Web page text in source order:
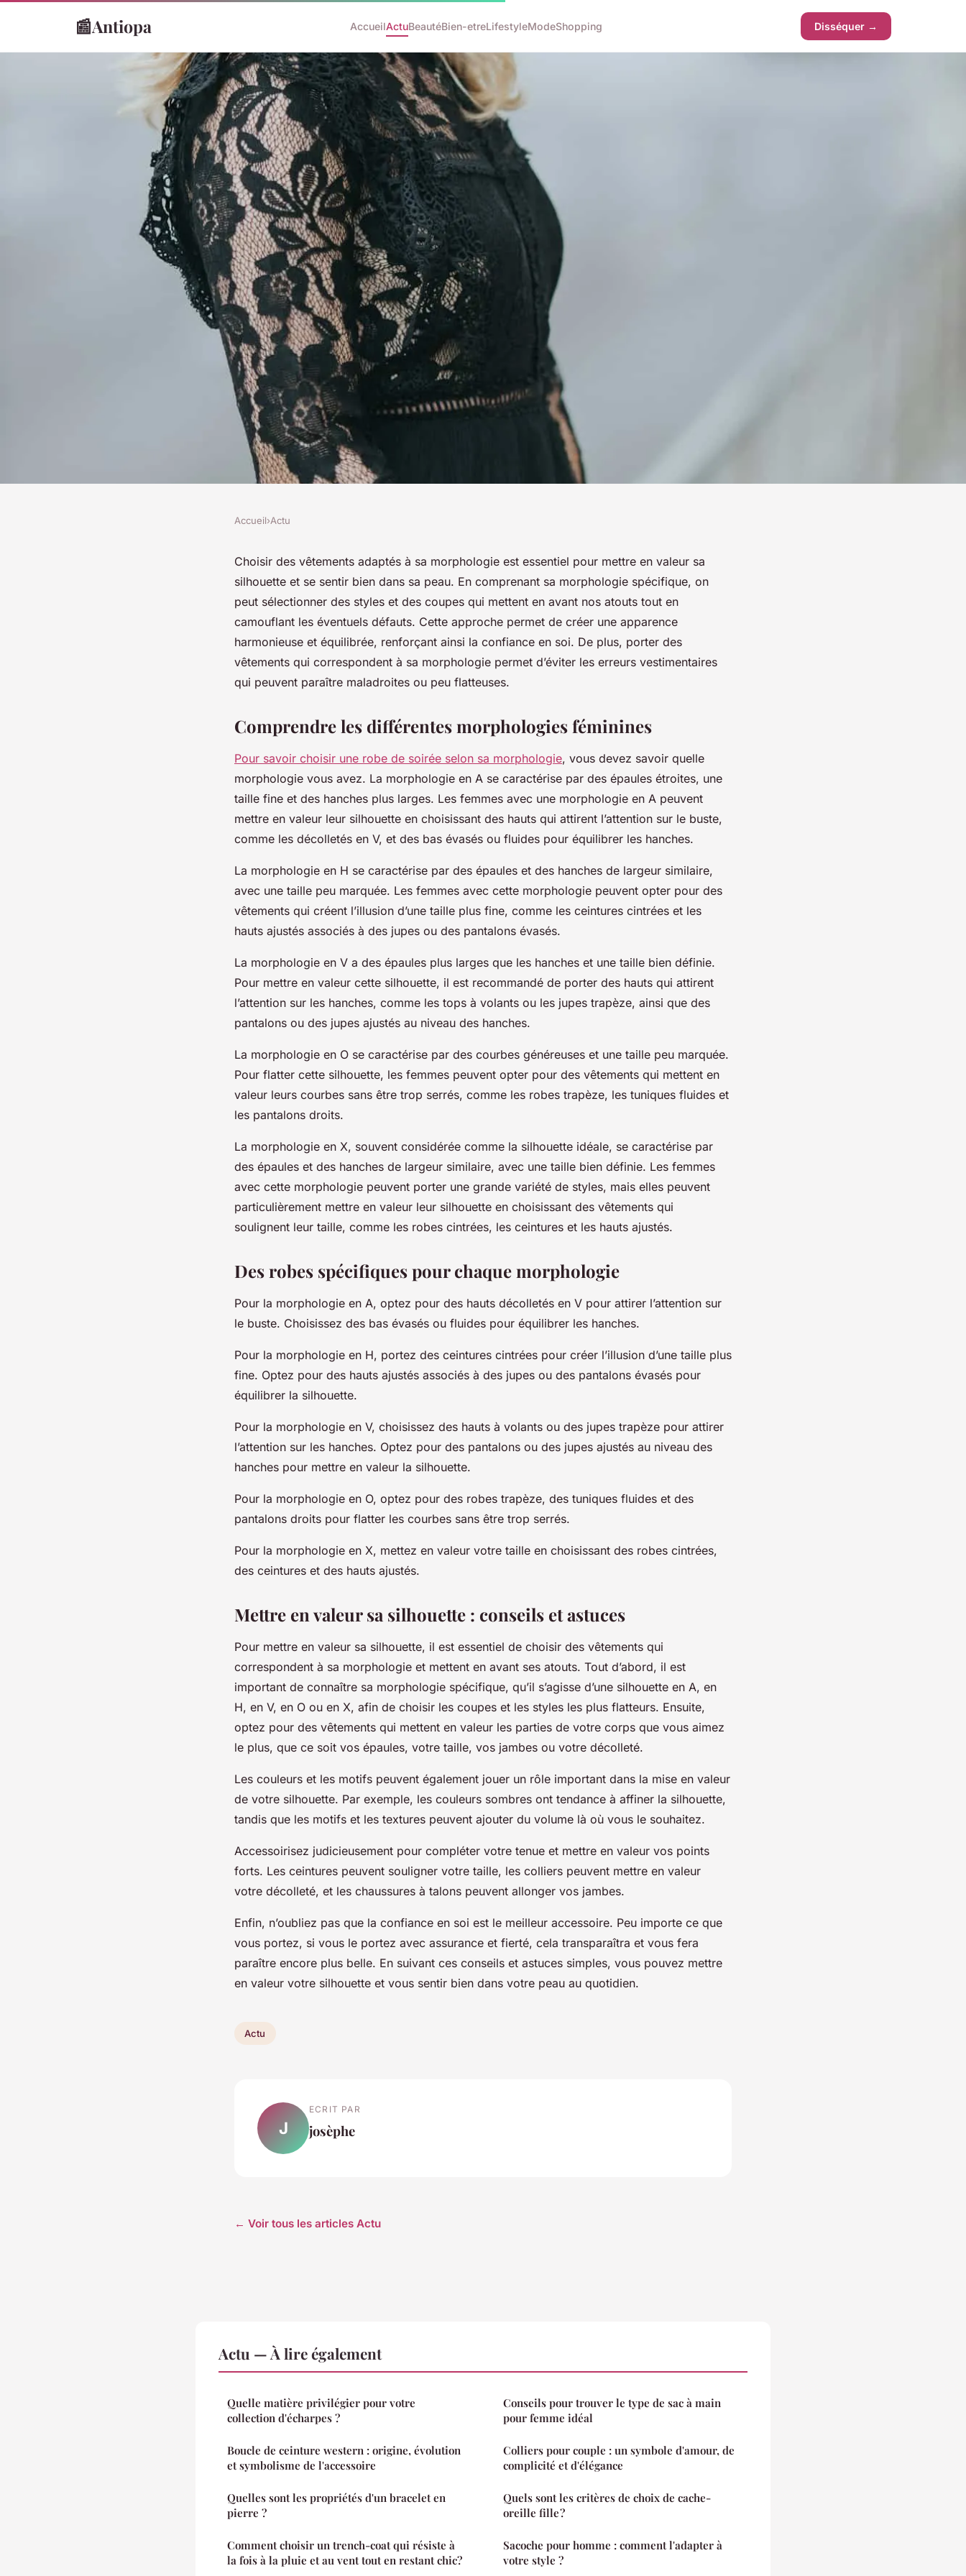
📰Antiopa AccueilActuBeautéBien-etreLifestyleModeShopping Disséquer →
Quelle robe de soirée pour quelle
morphologie : guide de mode
Accueil›Actu
Choisir des vêtements adaptés à sa morphologie est essentiel pour mettre en valeur sa
silhouette et se sentir bien dans sa peau. En comprenant sa morphologie spécifique, on
peut sélectionner des styles et des coupes qui mettent en avant nos atouts tout en
camouflant les éventuels défauts. Cette approche permet de créer une apparence
harmonieuse et équilibrée, renforçant ainsi la confiance en soi. De plus, porter des
vêtements qui correspondent à sa morphologie permet d’éviter les erreurs vestimentaires
qui peuvent paraître maladroites ou peu flatteuses.
Comprendre les différentes morphologies féminines
Pour savoir choisir une robe de soirée selon sa morphologie, vous devez savoir quelle
morphologie vous avez. La morphologie en A se caractérise par des épaules étroites, une
taille fine et des hanches plus larges. Les femmes avec une morphologie en A peuvent
mettre en valeur leur silhouette en choisissant des hauts qui attirent l’attention sur le buste,
comme les décolletés en V, et des bas évasés ou fluides pour équilibrer les hanches.
La morphologie en H se caractérise par des épaules et des hanches de largeur similaire,
avec une taille peu marquée. Les femmes avec cette morphologie peuvent opter pour des
vêtements qui créent l’illusion d’une taille plus fine, comme les ceintures cintrées et les
hauts ajustés associés à des jupes ou des pantalons évasés.
La morphologie en V a des épaules plus larges que les hanches et une taille bien définie.
Pour mettre en valeur cette silhouette, il est recommandé de porter des hauts qui attirent
l’attention sur les hanches, comme les tops à volants ou les jupes trapèze, ainsi que des
pantalons ou des jupes ajustés au niveau des hanches.
La morphologie en O se caractérise par des courbes généreuses et une taille peu marquée.
Pour flatter cette silhouette, les femmes peuvent opter pour des vêtements qui mettent en
valeur leurs courbes sans être trop serrés, comme les robes trapèze, les tuniques fluides et
les pantalons droits.
La morphologie en X, souvent considérée comme la silhouette idéale, se caractérise par
des épaules et des hanches de largeur similaire, avec une taille bien définie. Les femmes
avec cette morphologie peuvent porter une grande variété de styles, mais elles peuvent
particulièrement mettre en valeur leur silhouette en choisissant des vêtements qui
soulignent leur taille, comme les robes cintrées, les ceintures et les hauts ajustés.
Des robes spécifiques pour chaque morphologie
Pour la morphologie en A, optez pour des hauts décolletés en V pour attirer l’attention sur
le buste. Choisissez des bas évasés ou fluides pour équilibrer les hanches.
Pour la morphologie en H, portez des ceintures cintrées pour créer l’illusion d’une taille plus
fine. Optez pour des hauts ajustés associés à des jupes ou des pantalons évasés pour
équilibrer la silhouette.
Pour la morphologie en V, choisissez des hauts à volants ou des jupes trapèze pour attirer
l’attention sur les hanches. Optez pour des pantalons ou des jupes ajustés au niveau des
hanches pour mettre en valeur la silhouette.
Pour la morphologie en O, optez pour des robes trapèze, des tuniques fluides et des
pantalons droits pour flatter les courbes sans être trop serrés.
Pour la morphologie en X, mettez en valeur votre taille en choisissant des robes cintrées,
des ceintures et des hauts ajustés.
Mettre en valeur sa silhouette : conseils et astuces
Pour mettre en valeur sa silhouette, il est essentiel de choisir des vêtements qui
correspondent à sa morphologie et mettent en avant ses atouts. Tout d’abord, il est
important de connaître sa morphologie spécifique, qu’il s’agisse d’une silhouette en A, en
H, en V, en O ou en X, afin de choisir les coupes et les styles les plus flatteurs. Ensuite,
optez pour des vêtements qui mettent en valeur les parties de votre corps que vous aimez
le plus, que ce soit vos épaules, votre taille, vos jambes ou votre décolleté.
Les couleurs et les motifs peuvent également jouer un rôle important dans la mise en valeur
de votre silhouette. Par exemple, les couleurs sombres ont tendance à affiner la silhouette,
tandis que les motifs et les textures peuvent ajouter du volume là où vous le souhaitez.
Accessoirisez judicieusement pour compléter votre tenue et mettre en valeur vos points
forts. Les ceintures peuvent souligner votre taille, les colliers peuvent mettre en valeur
votre décolleté, et les chaussures à talons peuvent allonger vos jambes.
Enfin, n’oubliez pas que la confiance en soi est le meilleur accessoire. Peu importe ce que
vous portez, si vous le portez avec assurance et fierté, cela transparaîtra et vous fera
paraître encore plus belle. En suivant ces conseils et astuces simples, vous pouvez mettre
en valeur votre silhouette et vous sentir bien dans votre peau au quotidien.
Actu
J
ECRIT PAR
josèphe
← Voir tous les articles Actu
Actu — À lire également
Quelle matière privilégier pour votre
collection d'écharpes ?
Boucle de ceinture western : origine, évolution
et symbolisme de l'accessoire
Quelles sont les propriétés d'un bracelet en
pierre ?
Comment choisir un trench-coat qui résiste à
la fois à la pluie et au vent tout en restant chic?
Conseils pour trouver le type de sac à main
pour femme idéal
Colliers pour couple : un symbole d'amour, de
complicité et d'élégance
Quels sont les critères de choix de cache-
oreille fille ?
Sacoche pour homme : comment l'adapter à
votre style ?